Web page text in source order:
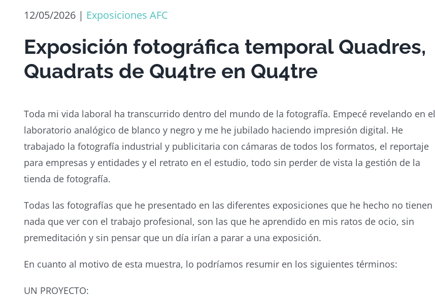
12/05/2026 | Exposiciones AFC
Exposición fotográfica temporal Quadres,
Quadrats de Qu4tre en Qu4tre
Toda mi vida laboral ha transcurrido dentro del mundo de la fotografía. Empecé revelando en el
laboratorio analógico de blanco y negro y me he jubilado haciendo impresión digital. He
trabajado la fotografía industrial y publicitaria con cámaras de todos los formatos, el reportaje
para empresas y entidades y el retrato en el estudio, todo sin perder de vista la gestión de la
tienda de fotografía.
Todas las fotografías que he presentado en las diferentes exposiciones que he hecho no tienen
nada que ver con el trabajo profesional, son las que he aprendido en mis ratos de ocio, sin
premeditación y sin pensar que un día irían a parar a una exposición.
En cuanto al motivo de esta muestra, lo podríamos resumir en los siguientes términos:
UN PROYECTO: